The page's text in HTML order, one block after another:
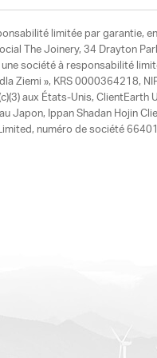
limitée par garantie,
The Joinery, 34 Drayton
société à responsabilité
Ziemi », KRS 0000364218,
aux États-Unis, ClientEarth
Japon, Ippan Shadan Hojin
numéro de société